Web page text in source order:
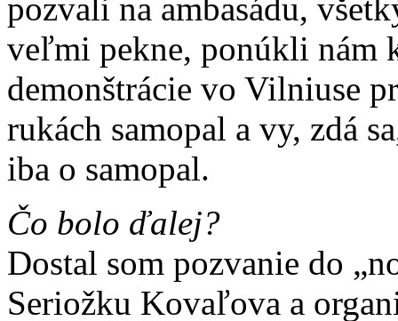
pozvali na ambasádu,
veľmi pekne, ponúkli nám
demonštrácie vo Vilniuse
rukách samopal a vy, zdá
iba o samopal.
Čo bolo ďalej?
Dostal som pozvanie do
Seriožku Kovaľova a